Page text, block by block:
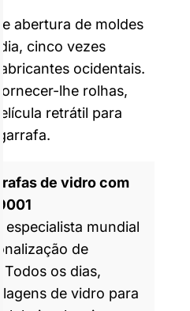
abertura de moldes
cinco vezes
ocidentais.
lhe rolhas,
retrátil para
de vidro com
especialista mundial
de
Todos os dias,
de vidro para